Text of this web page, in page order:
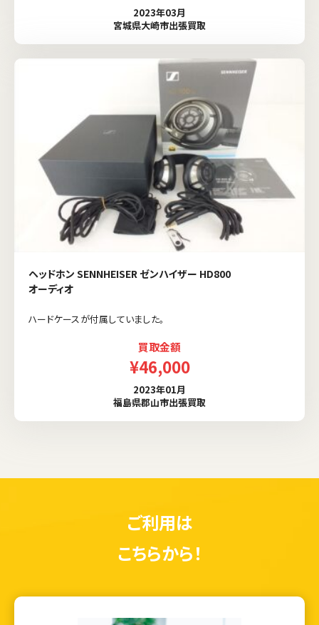
2023年03月
宮城県大崎市出張買取
ヘッドホン SENNHEISER ゼンハイザー HD800
オーディオ
ハードケースが付属していました。
買取金額
¥46,000
2023年01月
福島県郡山市出張買取
ご利用は
こちらから！